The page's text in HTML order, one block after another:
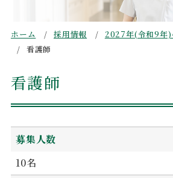
ホーム 採用情報 2027年(令和9年
看護師
看護師
募集人数
10名